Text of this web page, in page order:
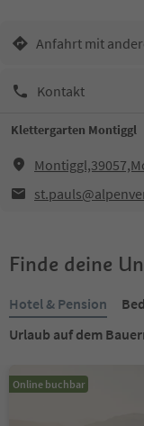
Anfahrt mit
Kontakt
Klettergarten Montiggl
Finde deine
Hotel & Pension
Urlaub auf dem
Online buchbar